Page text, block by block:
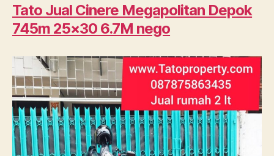
Tato Jual Cinere Megapolitan Depok
745m 25×30 6.7M nego